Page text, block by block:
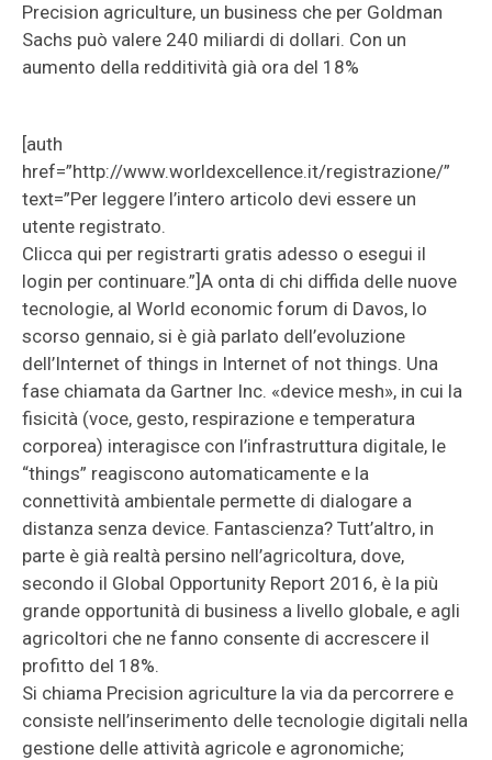
Precision agriculture, un business che per Goldman
Sachs può valere 240 miliardi di dollari. Con un
aumento della redditività già ora del 18%
[auth
href=”http://www.worldexcellence.it/registrazione/”
text=”Per leggere l’intero articolo devi essere un
utente registrato.
Clicca qui per registrarti gratis adesso o esegui il
login per continuare.”]A onta di chi diffida delle nuove
tecnologie, al World economic forum di Davos, lo
scorso gennaio, si è già parlato dell’evoluzione
dell’Internet of things in Internet of not things. Una
fase chiamata da Gartner Inc. «device mesh», in cui la
fisicità (voce, gesto, respirazione e temperatura
corporea) interagisce con l’infrastruttura digitale, le
“things” reagiscono automaticamente e la
connettività ambientale permette di dialogare a
distanza senza device. Fantascienza? Tutt’altro, in
parte è già realtà persino nell’agricoltura, dove,
secondo il Global Opportunity Report 2016, è la più
grande opportunità di business a livello globale, e agli
agricoltori che ne fanno consente di accrescere il
profitto del 18%.
Si chiama Precision agriculture la via da percorrere e
consiste nell’inserimento delle tecnologie digitali nella
gestione delle attività agricole e agronomiche;